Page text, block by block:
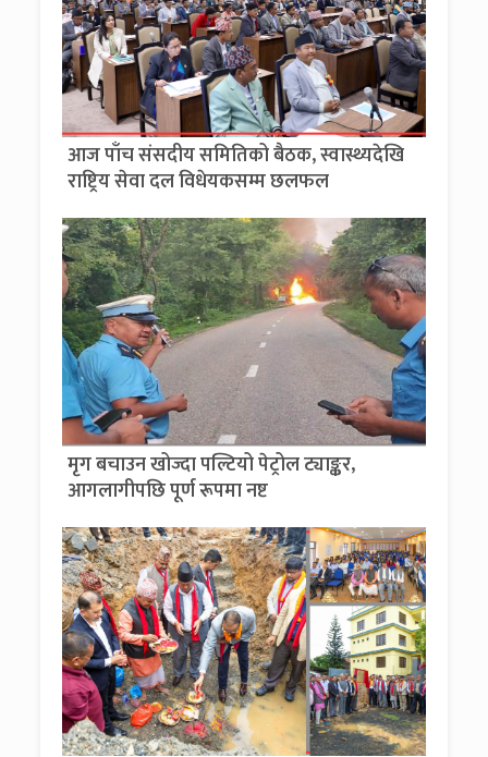
आज पाँच संसदीय समितिको बैठक, स्वास्थ्यदेखि
राष्ट्रिय सेवा दल विधेयकसम्म छलफल
मृग बचाउन खोज्दा पल्टियो पेट्रोल ट्याङ्कर,
आगलागीपछि पूर्ण रूपमा नष्ट